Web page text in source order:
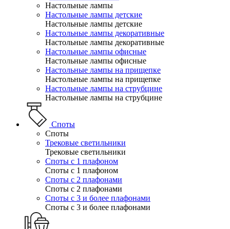
Настольные лампы
Настольные лампы детские
Настольные лампы детские
Настольные лампы декоративные
Настольные лампы декоративные
Настольные лампы офисные
Настольные лампы офисные
Настольные лампы на прищепке
Настольные лампы на прищепке
Настольные лампы на струбцине
Настольные лампы на струбцине
Споты
Споты
Трековые светильники
Трековые светильники
Споты с 1 плафоном
Споты с 1 плафоном
Споты с 2 плафонами
Споты с 2 плафонами
Споты с 3 и более плафонами
Споты с 3 и более плафонами